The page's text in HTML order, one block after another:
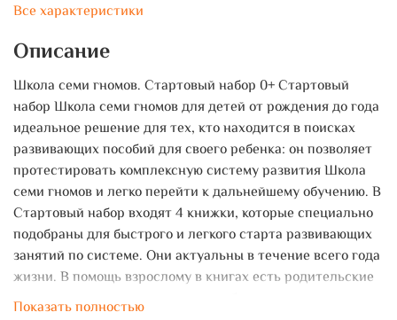
Все характеристики
Описание
Школа семи гномов. Стартовый набор 0+ Стартовый
набор Школа семи гномов для детей от рождения до года
идеальное решение для тех, кто находится в поисках
развивающих пособий для своего ребенка: он позволяет
протестировать комплексную систему развития Школа
семи гномов и легко перейти к дальнейшему обучению. В
Стартовый набор входят 4 книжки, которые специально
подобраны для быстрого и легкого старта развивающих
занятий по системе. Они актуальны в течение всего года
жизни. В помощь взрослому в книгах есть родительские
странички, которые содержат удобные руководства к
Показать полностью